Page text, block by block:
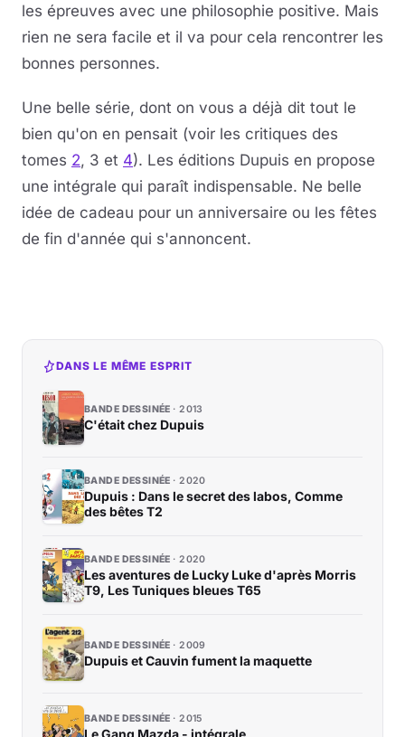
les épreuves avec une philosophie positive. Mais
rien ne sera facile et il va pour cela rencontrer les
bonnes personnes.
Une belle série, dont on vous a déjà dit tout le
bien qu'on en pensait (voir les critiques des
tomes 2, 3 et 4). Les éditions Dupuis en propose
une intégrale qui paraît indispensable. Ne belle
idée de cadeau pour un anniversaire ou les fêtes
de fin d'année qui s'annoncent.
DANS LE MÊME ESPRIT
BANDE DESSINÉE 2013
C'était chez Dupuis
BANDE DESSINÉE 2020
Dupuis : Dans le secret des labos, Comme
des bêtes T2
BANDE DESSINÉE 2020
Les aventures de Lucky Luke d'après Morris
T9, Les Tuniques bleues T65
BANDE DESSINÉE 2009
Dupuis et Cauvin fument la maquette
BANDE DESSINÉE 2015
Le Gang Mazda - intégrale